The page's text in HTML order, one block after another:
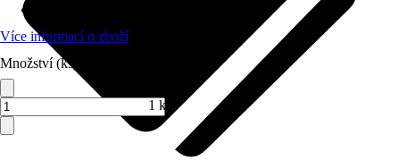
Více informací o zboží
Množství (ks)
1 ks